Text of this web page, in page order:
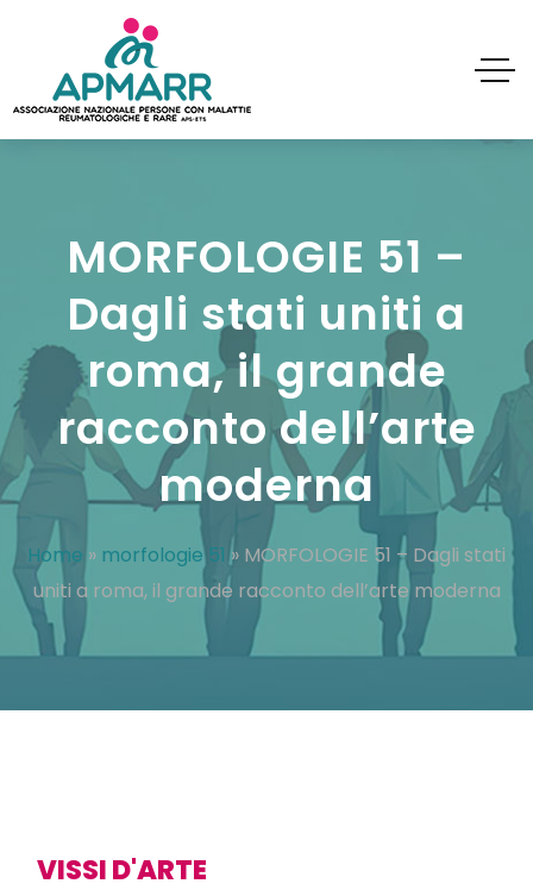
MORFOLOGIE 51 –
Dagli stati uniti a
roma, il grande
racconto dell’arte
moderna
Home » morfologie 51» MORFOLOGIE 51 – Dagli stati
uniti a roma, il grande racconto dell’arte moderna
VISSI D'ARTE